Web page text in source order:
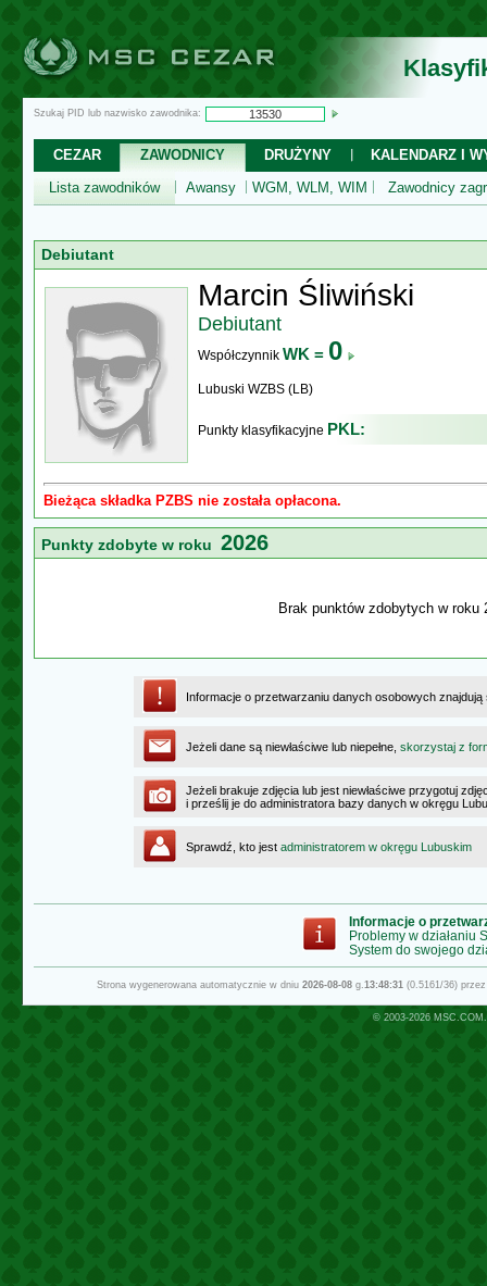
Szukaj PID lub nazwisko zawodnika:
CEZAR ZAWODNICY DRUŻYNY
KALENDARZ I
Lista zawodników
Awansy WGM, WLM, WIM Zawodnicy
Debiutant
Marcin Śliwiński
Debiutant
Współczynnik WK = 0
Lubuski WZBS (LB)
Punkty klasyfikacyjne PKL:
Bieżąca składka PZBS nie została opłacona.
Punkty zdobyte w roku 2026
Brak punktów zdobytych w roku
Informacje o przetwarzaniu danych osobowych
Jeżeli dane są niewłaściwe lub niepełne, skorzystaj z
Jeżeli brakuje zdjęcia lub jest niewłaściwe przygotuj
i prześlij je do administratora bazy danych w okręgu
Sprawdź, kto jest administratorem w okręgu Lubuskim
Informacje o
Problemy w działaniu
System do swojego
Strona wygenerowana automatycznie w dniu 2026-08-08g.13:48:31(0.5161/36)
© 2003-2026